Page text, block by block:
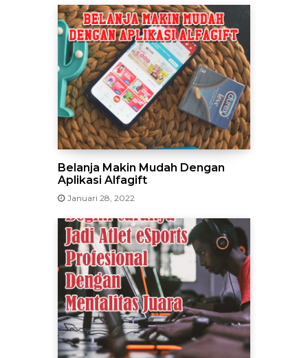
Belanja Makin Mudah Dengan
Aplikasi Alfagift
Januari 28, 2022